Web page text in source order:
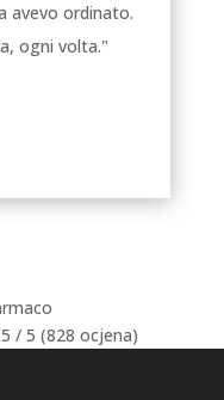
avevo ordinato.
ogni volta."
/ 5 (828 ocjena)